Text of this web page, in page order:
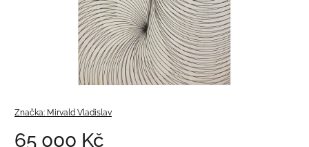
Značka: Mirvald Vladislav
65 000 Kč